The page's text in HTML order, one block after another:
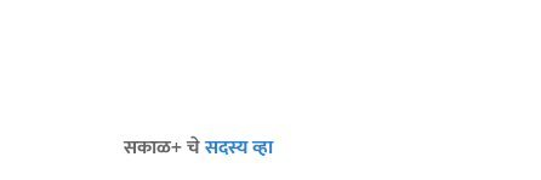
सकाळ+ चेसदस्य व्हा